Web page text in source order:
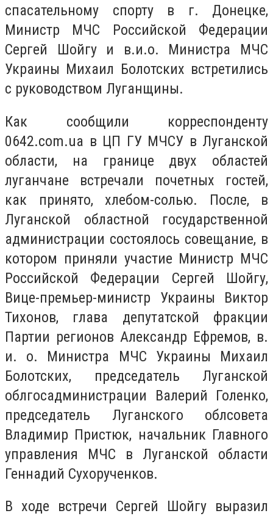
спасательному спорту в г. Донецке,
Министр МЧС Российской Федерации
Сергей Шойгу и в.и.о. Министра МЧС
Украины Михаил Болотских встретились
с руководством Луганщины.
Как сообщили корреспонденту
0642.com.ua в ЦП ГУ МЧСУ в Луганской
области, на границе двух областей
луганчане встречали почетных гостей,
как принято, хлебом-солью. После, в
Луганской областной государственной
администрации состоялось совещание, в
котором приняли участие Министр МЧС
Российской Федерации Сергей Шойгу,
Вице-премьер-министр Украины Виктор
Тихонов, глава депутатской фракции
Партии регионов Александр Ефремов, в.
и. о. Министра МЧС Украины Михаил
Болотских, председатель Луганской
облгосадминистрации Валерий Голенко,
председатель Луганского облсовета
Владимир Пристюк, начальник Главного
управления МЧС в Луганской области
Геннадий Сухорученков.
В ходе встречи Сергей Шойгу выразил